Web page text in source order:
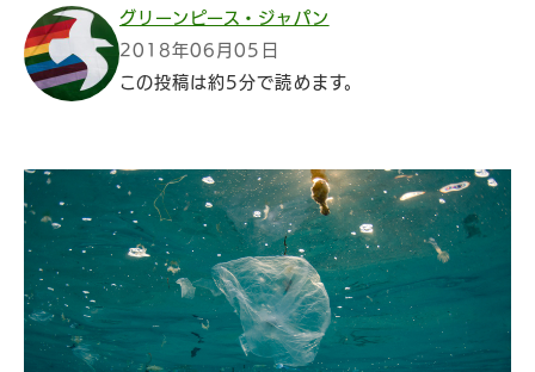
グリーンピース・ジャパン
2018年06月05日
この投稿は約5分で読めます。